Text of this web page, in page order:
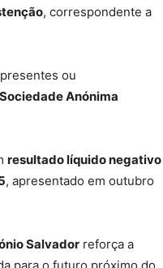
, correspondente a
ou
Anónima
resultado líquido negativo
, apresentado em outubro
Salvador reforça a